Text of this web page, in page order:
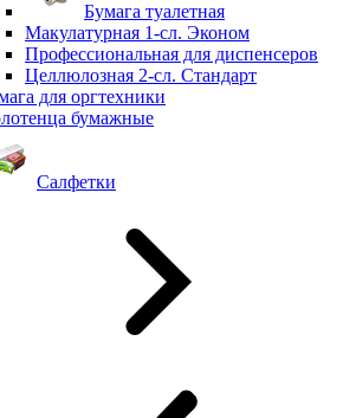
Бумага туалетная
Макулатурная 1-сл. Эконом
Профессиональная для диспенсеров
Целлюлозная 2-сл. Стандарт
для оргтехники
бумажные
Салфетки